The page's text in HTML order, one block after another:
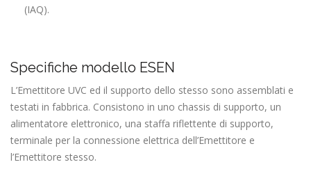
(IAQ).
Specifiche modello ESEN
L’Emettitore UVC ed il supporto dello stesso sono assemblati e
testati in fabbrica. Consistono in uno chassis di supporto, un
alimentatore elettronico, una staffa riflettente di supporto,
terminale per la connessione elettrica dell’Emettitore e
l’Emettitore stesso.